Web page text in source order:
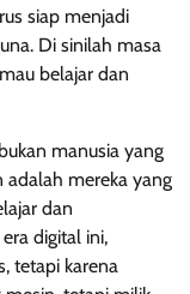
siap menjadi
Di sinilah masa
belajar dan
manusia yang
adalah mereka yang
dan
digital ini,
tetapi karena